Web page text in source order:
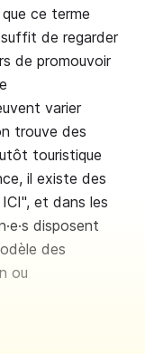
ce terme
de regarder
de promouvoir
varier
trouve des
touristique
il existe des
et dans les
disposent
des
ou